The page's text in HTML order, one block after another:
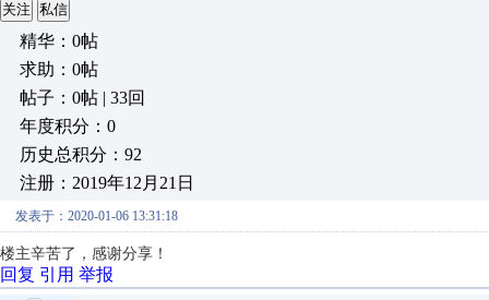
关注 私信
精华：0帖
求助：0帖
帖子：0帖 | 33回
年度积分：0
历史总积分：92
注册：2019年12月21日
发表于：2020-01-06 13:31:18
楼主辛苦了，感谢分享！
回复 引用 举报